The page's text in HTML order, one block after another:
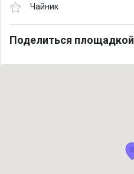
Чайник
Поделиться площадкой